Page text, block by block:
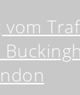
vom